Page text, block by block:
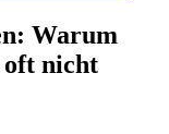
Warum
oft nicht